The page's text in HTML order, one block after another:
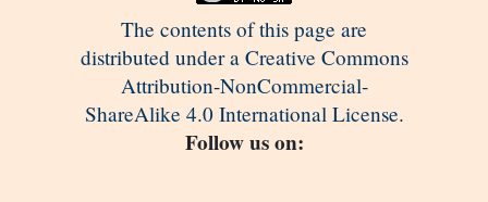
The contents of this page are
distributed under a Creative Commons
Attribution-NonCommercial-
ShareAlike 4.0 International License.
Follow us on: